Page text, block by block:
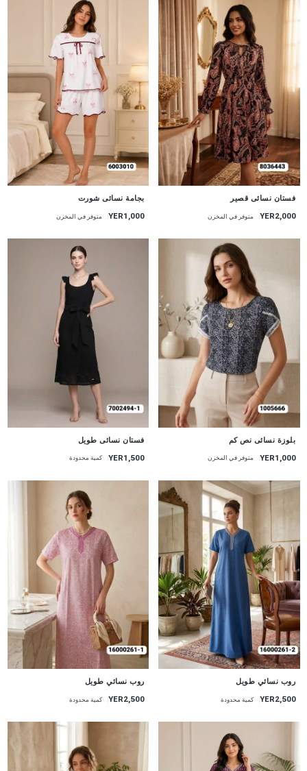
جديد
فستان نسائى قصير
YER2,000 متوفر في المخزن
جديد
بجامة نسائى شورت
YER1,000 متوفر في المخزن
بلوزة نسائى نص كم
YER1,000 متوفر في المخزن
فستان نسائى طويل
YER1,500 كمية محدودة
روب نسائي طويل
YER2,500 كمية محدودة
روب نسائي طويل
YER2,500 كمية محدودة